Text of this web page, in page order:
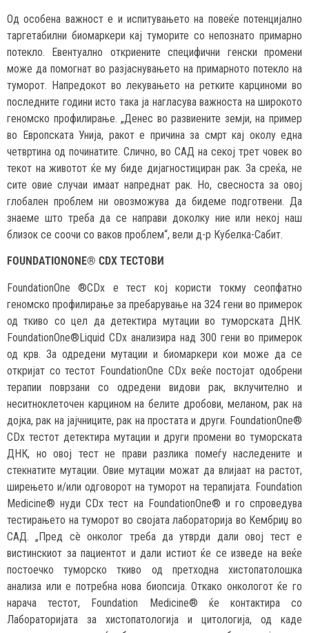
Од особена важност е и испитувањето на повеќе потенцијално
таргетабилни биомаркери кај туморите со непознато примарно
потекло. Евентуално откриените специфични генски промени
може да помогнат во разјаснувањето на примарното потекло на
туморот. Напредокот во лекувањето на ретките карциноми во
последните години исто така ја нагласува важноста на широкото
геномско профилирање. „Денес во развиените земји, на пример
во Европската Унија, ракот е причина за смрт кај околу една
четвртина од починатите. Слично, во САД на секој трет човек во
текот на животот ќе му биде дијагностициран рак. За среќа, не
сите овие случаи имаат напреднат рак. Но, свесноста за овој
глобален проблем ни овозможува да бидеме подготвени. Да
знаеме што треба да се направи доколку ние или некој наш
близок се соочи со ваков проблем“, вели д-р Кубелка-Сабит.
FOUNDATIONONE® CDX ТЕСТОВИ
FoundationOne ®CDx е тест кој користи токму сеопфатно
геномско профилирање за пребарување на 324 гени во примерок
од ткиво со цел да детектира мутации во туморската ДНК.
FoundationOne®Liquid CDx анализира над 300 гени во примерок
од крв. За одредени мутации и биомаркери кои може да се
откријат со тестот FoundationOne CDx веќе постојат одобрени
терапии поврзани со одредени видови рак, вклучително и
неситноклеточен карцином на белите дробови, меланом, рак на
дојка, рак на јајчниците, рак на простата и други. FoundationOne®
CDx тестот детектира мутации и други промени во туморската
ДНК, но овој тест не прави разлика помеѓу наследените и
стекнатите мутации. Овие мутации можат да влијаат на растот,
ширењето и/или одговорот на туморот на терапијата. Foundation
Мedicine® нуди CDx тест на FoundationOne® и го спроведува
тестирањето на туморот во својата лабораторија во Кембриџ во
САД. „Пред сè онколог треба да утврди дали овој тест е
вистинскиот за пациентот и дали истиот ќе се изведе на веќе
постоечко туморско ткиво од претходна хистопатолошка
анализа или е потребна нова биопсија. Откако онкологот ќе го
нарача тестот, Foundation Мedicine® ќе контактира со
Лабораторијата за хистопатологија и цитологија, од каде